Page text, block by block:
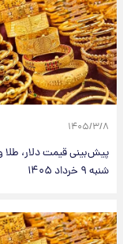
۱۴۰۵/۳/۸
پیش‌بینی قیمت دلار، طلا
شنبه ۹ خرداد ۱۴۰۵